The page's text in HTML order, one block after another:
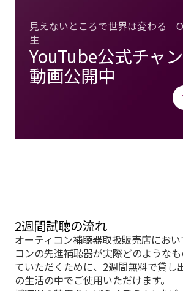
見えないところで世界は変わる
生
YouTube公式チャ
動画公開中
2週間試聴の流れ
オーティコン補聴器取扱販売店にお
コンの先進補聴器が実際どのような
ていただくために、2週間無料で貸し
の生活の中でご使用いただけます。